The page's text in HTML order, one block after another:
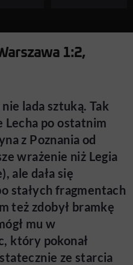
1:2,
lada sztuką. Tak
Lecha po ostatnim
z Poznania od
wrażenie niż Legia
ale dała się
stałych fragmentach
też zdobył bramkę
mu w
który pokonał
ze starcia